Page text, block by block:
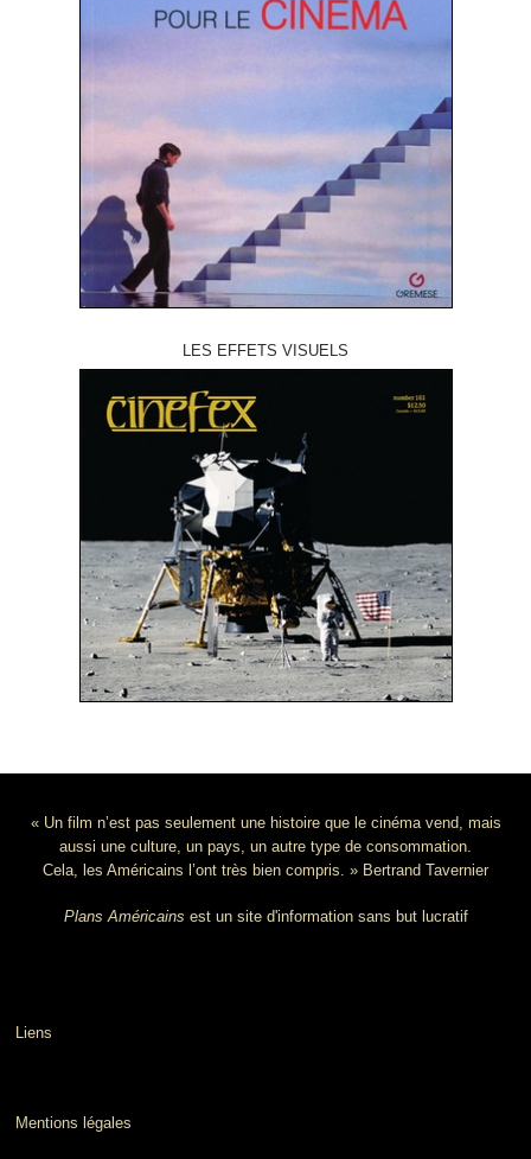
LES EFFETS VISUELS
« Un film n’est pas seulement une histoire que le cinéma vend, mais
aussi une culture, un pays, un autre type de consommation.
Cela, les Américains l’ont très bien compris. » Bertrand Tavernier
Plans Américains est un site d'information sans but lucratif
Liens
Mentions légales